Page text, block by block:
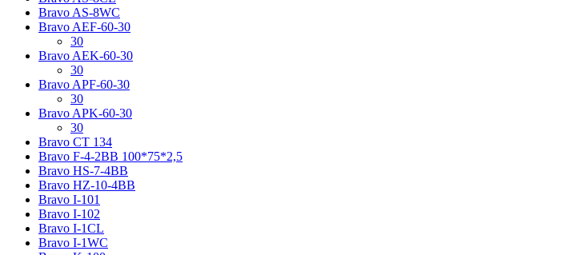
Bravo AS-8WC
Bravo AЕF-60-30
30
Bravo AЕK-60-30
30
Bravo AРF-60-30
30
Bravo AРK-60-30
30
Bravo CT 134
Bravo F-4-2BB 100*75*2,5
Bravo HS-7-4BB
Bravo HZ-10-4BB
Bravo I-101
Bravo I-102
Bravo I-1CL
Bravo I-1WC